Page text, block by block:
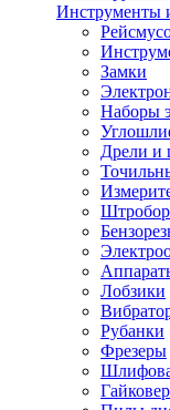
Инструменты
Замки
Наборы
Дрели и
Лобзики
Рубанки
Фрезеры